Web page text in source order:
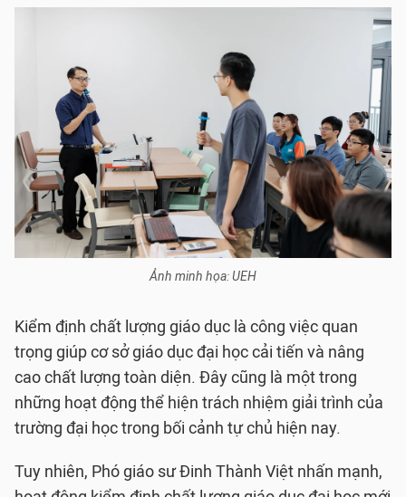
Ảnh minh họa: UEH
Kiểm định chất lượng giáo dục là công việc quan
trọng giúp cơ sở giáo dục đại học cải tiến và nâng
cao chất lượng toàn diện. Đây cũng là một trong
những hoạt động thể hiện trách nhiệm giải trình của
trường đại học trong bối cảnh tự chủ hiện nay.
Tuy nhiên, Phó giáo sư Đinh Thành Việt nhấn mạnh,